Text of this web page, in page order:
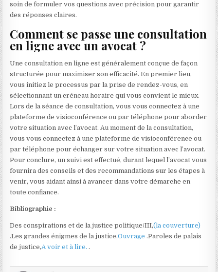
soin de formuler vos questions avec précision pour garantir
des réponses claires.
Comment se passe une consultation
en ligne avec un avocat ?
Une consultation en ligne est généralement conçue de façon
structurée pour maximiser son efficacité. En premier lieu,
vous initiez le processus par la prise de rendez-vous, en
sélectionnant un créneau horaire qui vous convient le mieux.
Lors de la séance de consultation, vous vous connectez à une
plateforme de visioconférence ou par téléphone pour aborder
votre situation avec l’avocat. Au moment de la consultation,
vous vous connectez à une plateforme de visioconférence ou
par téléphone pour échanger sur votre situation avec l’avocat.
Pour conclure, un suivi est effectué, durant lequel l’avocat vous
fournira des conseils et des recommandations sur les étapes à
venir, vous aidant ainsi à avancer dans votre démarche en
toute confiance.
Bibliographie :
Des conspirations et de la justice politique/III,(la couverture)
.Les grandes énigmes de la justice,Ouvrage.Paroles de palais
de justice,A voir et à lire..